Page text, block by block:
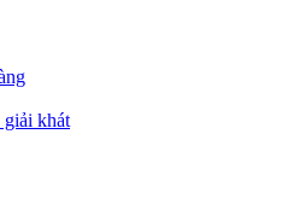
giải khát